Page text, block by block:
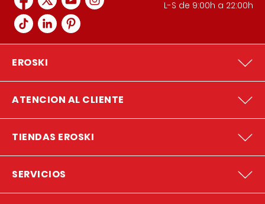
L-S de 9:00h a 22:00h
EROSKI
ATENCION AL CLIENTE
TIENDAS EROSKI
SERVICIOS